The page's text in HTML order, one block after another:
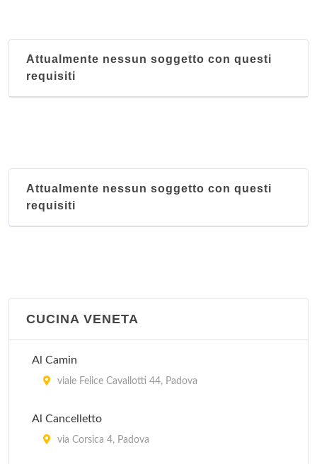
Attualmente nessun soggetto con questi
requisiti
Attualmente nessun soggetto con questi
requisiti
CUCINA VENETA
Al Camin
viale Felice Cavallotti 44, Padova
Al Cancelletto
via Corsica 4, Padova